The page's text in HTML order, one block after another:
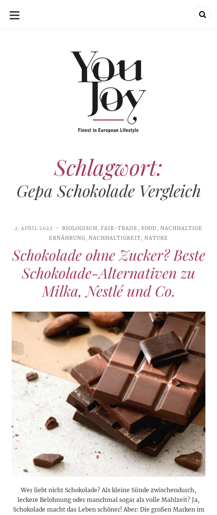
SKIP
Schlagwort:
Gepa Schokolade Vergleich
2. APRIL 2022 BIOLOGISCH,FAIR-TRADE , FOOD, NACHHALTIGE
ERNÄHRUNG, NACHHALTIGKEIT,NATURE
Schokolade ohne Zucker? Beste
Schokolade-Alternativen zu
Milka, Nestlé und Co.
Wer liebt nicht Schokolade? Als kleine Sünde zwischendurch,
leckere Belohnung oder manchmal sogar als volle Mahlzeit? Ja,
Schokolade macht das Leben schöner! Aber: Die großen Marken im